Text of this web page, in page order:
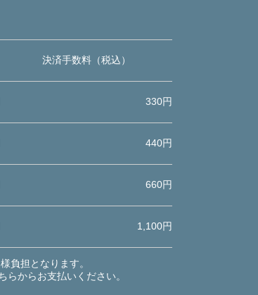
決済手数料（税込）
330円
440円
660円
1,100円
負担となります。
からお支払いください。